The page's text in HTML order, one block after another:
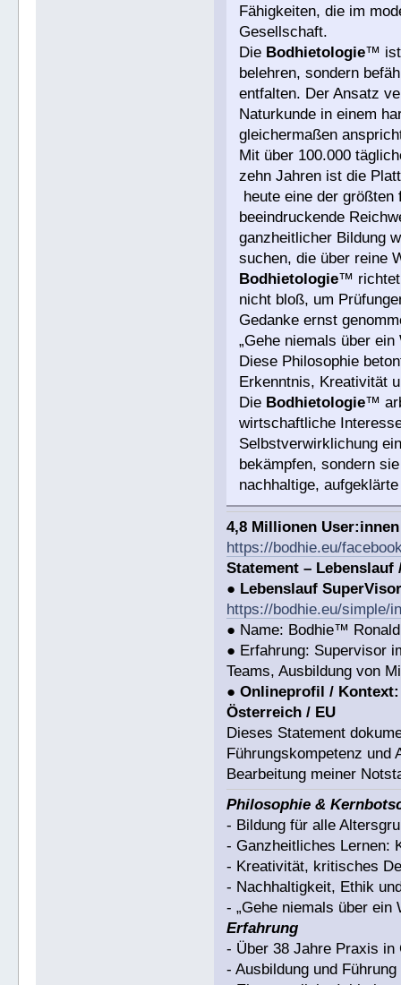
Fähigkeiten, die im
Gesellschaft.
Die Bodhietologie™ ist
belehren, sondern
entfalten. Der Ansatz
Naturkunde in einem
gleichermaßen
Mit über 100.000
zehn Jahren ist die
heute eine der
beeindruckende
ganzheitlicher Bildung
suchen, die über reine
Bodhietologie™ richtet
nicht bloß, um
Gedanke ernst
„Gehe niemals über
Diese Philosophie
Erkenntnis, Kreativität
Die Bodhietologie™
wirtschaftliche
Selbstverwirklichung
bekämpfen, sondern
nachhaltige,
4,8 Millionen
https://bodhie.eu/
Statement –
● Lebenslauf
https://bodhie.eu/simple/
● Name: Bodhie™
● Erfahrung: Supervisor
Teams, Ausbildung von
●Onlineprofil / Kontext:
Österreich / EU
Dieses Statement
Führungskompetenz und
Bearbeitung meiner
Philosophie &
- Bildung für alle
- Ganzheitliches Lernen:
- Kreativität, kritisches
- Nachhaltigkeit, Ethik
- „Gehe niemals über
Erfahrung
- Über 38 Jahre Praxis in
- Ausbildung und